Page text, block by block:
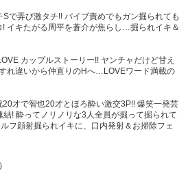
で弄び激タチ!! バイブ責めでもガン掘られても
イキたがる周平を蒼介が焦らし…掘られイキ＆
カップルストーリー!! ヤンチャだけど甘え
れ違いから仲直りのHへ…LOVEワード満載の
才で智也20才とほろ酔い激交3P!! 爆笑一発芸
! 酔ってノリノリな3人全員が掘って掘られて
フ顔射掘られイキに、口内発射＆お掃除フェ